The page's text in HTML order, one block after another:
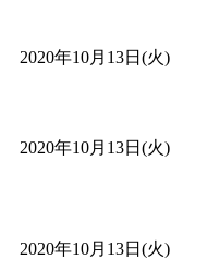
2020年10月13日(火)
2020年10月13日(火)
2020年10月13日(火)